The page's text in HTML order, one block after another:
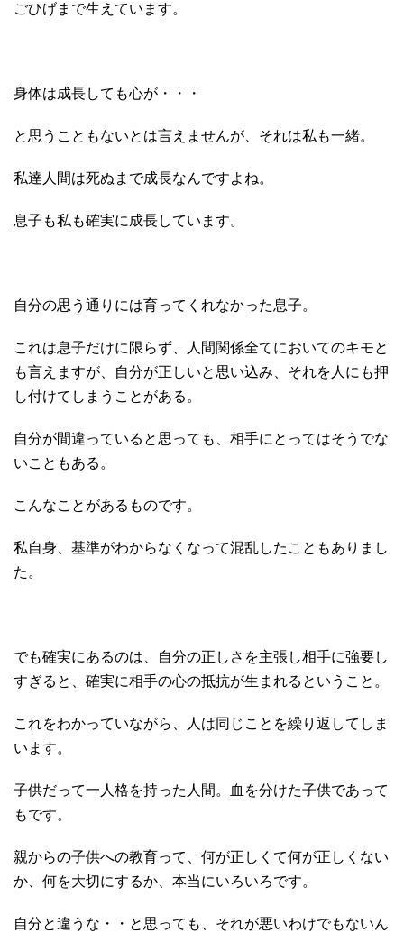
ごひげまで生えています。
身体は成長しても心が・・・
と思うこともないとは言えませんが、それは私も一緒。
私達人間は死ぬまで成長なんですよね。
息子も私も確実に成長しています。
自分の思う通りには育ってくれなかった息子。
これは息子だけに限らず、人間関係全てにおいてのキモと
も言えますが、自分が正しいと思い込み、それを人にも押
し付けてしまうことがある。
自分が間違っていると思っても、相手にとってはそうでな
いこともある。
こんなことがあるものです。
私自身、基準がわからなくなって混乱したこともありまし
た。
でも確実にあるのは、自分の正しさを主張し相手に強要し
すぎると、確実に相手の心の抵抗が生まれるということ。
これをわかっていながら、人は同じことを繰り返してしま
います。
子供だって一人格を持った人間。血を分けた子供であって
もです。
親からの子供への教育って、何が正しくて何が正しくない
か、何を大切にするか、本当にいろいろです。
自分と違うな・・と思っても、それが悪いわけでもないん